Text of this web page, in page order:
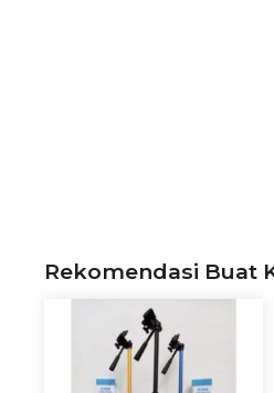
Rekomendasi Buat